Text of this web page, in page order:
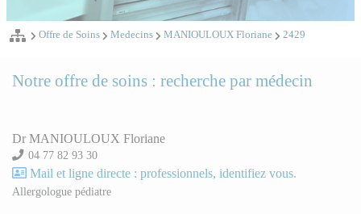
Offre de Soins Medecins MANIOULOUX Floriane 2429
Notre offre de soins : recherche par médecin
Dr MANIOULOUX Floriane
04 77 82 93 30
Mail et ligne directe : professionnels, identifiez vous.
Allergologue pédiatre